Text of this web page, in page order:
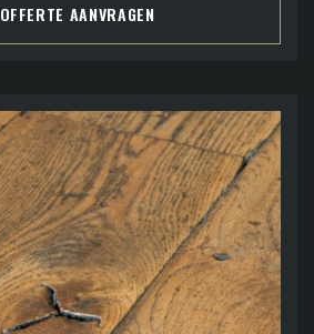
OFFERTE AANVRAGEN